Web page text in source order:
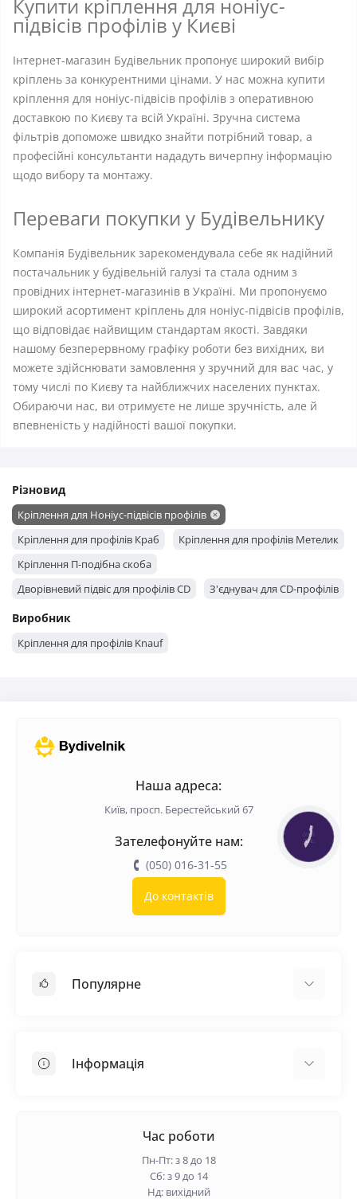
Купити кріплення для ноніус-
підвісів профілів у Києві
Інтернет-магазин Будівельник пропонує широкий вибір
кріплень за конкурентними цінами. У нас можна купити
кріплення для ноніус-підвісів профілів з оперативною
доставкою по Києву та всій Україні. Зручна система
фільтрів допоможе швидко знайти потрібний товар, а
професійні консультанти нададуть вичерпну інформацію
щодо вибору та монтажу.
Переваги покупки у Будівельнику
Компанія Будівельник зарекомендувала себе як надійний
постачальник у будівельній галузі та стала одним з
провідних інтернет-магазинів в Україні. Ми пропонуємо
широкий асортимент кріплень для ноніус-підвісів профілів,
що відповідає найвищим стандартам якості. Завдяки
нашому безперервному графіку роботи без вихідних, ви
можете здійснювати замовлення у зручний для вас час, у
тому числі по Києву та найближчих населених пунктах.
Обираючи нас, ви отримуєте не лише зручність, але й
впевненість у надійності вашої покупки.
Різновид
Кріплення для Ноніус-підвісів профілів
Кріплення для профілів Краб
Кріплення для профілів Метелик
Кріплення П-подібна скоба
Дворівневий підвіс для профілів CD
З'єднувач для CD-профілів
Виробник
Кріплення для профілів Knauf
Наша адреса:
Київ, просп. Берестейський 67
Зателефонуйте нам:
(050) 016-31-55
До контактів
Популярне
Самовирівнююча суміш
Інформація
Гарантія та повернення
Час роботи
Пн-Пт: з 8 до 18
Сб: з 9 до 14
Нд: вихідний
КНОПКА
ЗВ'ЯЗКУ